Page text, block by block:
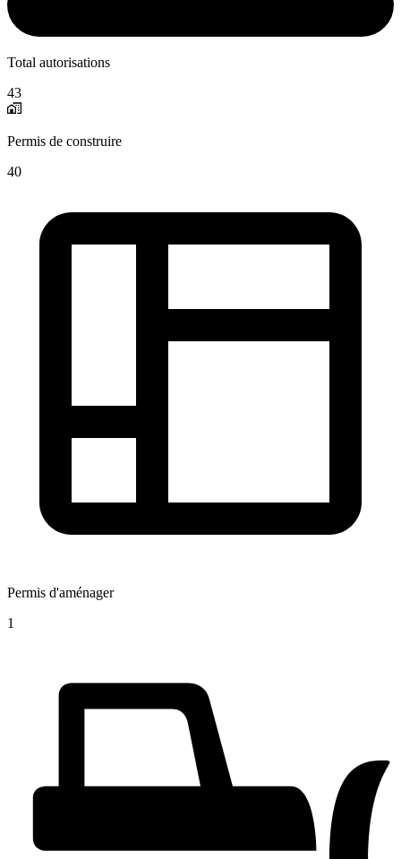
Total autorisations
43
Permis de construire
40
Permis d'aménager
1